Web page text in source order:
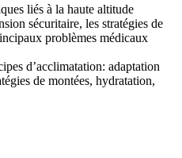
liés à la haute altitude
sécuritaire, les stratégies de
problèmes médicaux
d’acclimatation: adaptation
de montées, hydratation,